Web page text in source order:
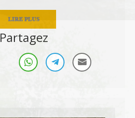
LIRE PLUS
Partagez